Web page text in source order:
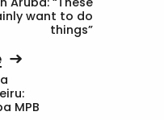
want to do
things”
MPB